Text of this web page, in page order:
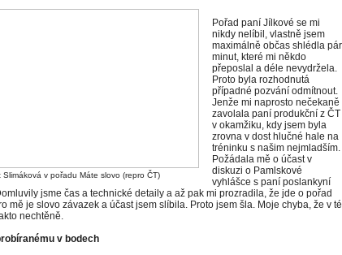
Slimáková v pořadu Máte slovo (repro ČT)
Pořad paní Jílkové se mi
nikdy nelíbil, vlastně jsem
maximálně občas shlédla pár
minut, které mi někdo
přeposlal a déle nevydržela.
Proto byla rozhodnutá
případné pozvání odmítnout.
Jenže mi naprosto nečekaně
zavolala paní produkční z ČT
v okamžiku, kdy jsem byla
zrovna v dost hlučné hale na
tréninku s našim nejmladším.
Požádala mě o účast v
diskuzi o Pamlskové
vyhlášce s paní poslankyní
jsme čas a technické detaily a až pak mi prozradila, že jde o pořad
mě je slovo závazek a účast jsem slíbila. Proto jsem šla. Moje chyba, že v té
nechtěně.
v bodech